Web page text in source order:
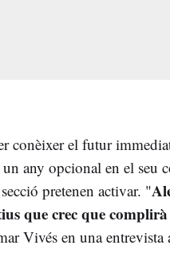
conèixer el futur
any opcional en el seu
pretenen activar. "
que crec que complirà
Vivés en una entrevista